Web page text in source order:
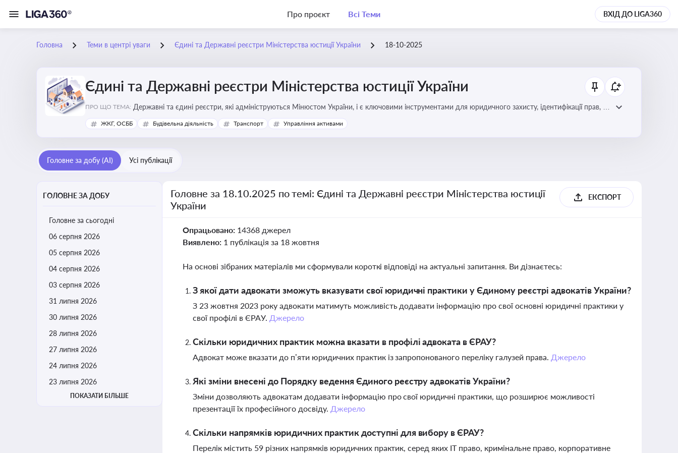
Про проєкт Всі Теми ВХІД ДО LIGA360
Головна Теми в центрі уваги Єдині та Державні реєстри Міністерства юстиції України 18-10-2025
Єдині та Державні реєстри Міністерства юстиції України
ПРО ЩО ТЕМА: Державні та єдині реєстри, які адмініструються Мінюстом України, і є ключовими інструментами для юридичного захисту, ідентифікації прав, та
забезпечення прозорості у сфері власності, бізнесу, сімейних та майнових відносин
ЖКГ, ОСББ Будівельна діяльність Транспорт Управління активами
Головне за добу (AI) Усі публікації
ГОЛОВНЕ ЗА ДОБУ
Головне за сьогодні
06 серпня 2026
05 серпня 2026
04 серпня 2026
03 серпня 2026
31 липня 2026
30 липня 2026
28 липня 2026
27 липня 2026
24 липня 2026
23 липня 2026
ПОКАЗАТИ БІЛЬШЕ
Головне за 18.10.2025 по темі: Єдині та Державні реєстри Міністерства юстиції
України
ЕКСПОРТ
Опрацьовано: 14368 джерел
Виявлено: 1 публікація за 18 жовтня
На основі зібраних матеріалів ми сформували короткі відповіді на актуальні запитання. Ви дізнаєтесь:
З якої дати адвокати зможуть вказувати свої юридичні практики у Єдиному реєстрі адвокатів України?
З 23 жовтня 2023 року адвокати матимуть можливість додавати інформацію про свої основні юридичні практики у
свої профілі в ЄРАУ. Джерело
Скільки юридичних практик можна вказати в профілі адвоката в ЄРАУ?
Адвокат може вказати до п’яти юридичних практик із запропонованого переліку галузей права. Джерело
Які зміни внесені до Порядку ведення Єдиного реєстру адвокатів України?
Зміни дозволяють адвокатам додавати інформацію про свої юридичні практики, що розширює можливості
презентації їх професійного досвіду. Джерело
Скільки напрямків юридичних практик доступні для вибору в ЄРАУ?
Перелік містить 59 різних напрямків юридичних практик, серед яких IT право, кримінальне право, корпоративне